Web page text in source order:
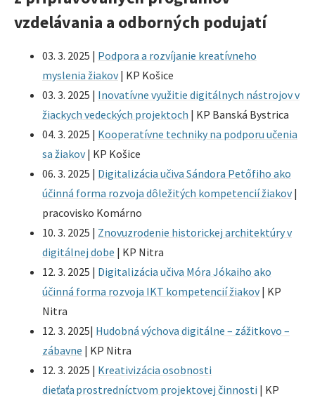
vzdelávania a odborných podujatí
03. 3. 2025 | Podpora a rozvíjanie kreatívneho
myslenia žiakov| KP Košice
03. 3. 2025 | Inovatívne využitie digitálnych nástrojov v
žiackych vedeckých projektoch | KP Banská Bystrica
04. 3. 2025 | Kooperatívne techniky na podporu učenia
sa žiakov| KP Košice
06. 3. 2025 | Digitalizácia učiva Sándora Petőfiho ako
účinná forma rozvoja dôležitých kompetencií žiakov|
pracovisko Komárno
10. 3. 2025 | Znovuzrodenie historickej architektúry v
digitálnej dobe | KP Nitra
12. 3. 2025 | Digitalizácia učiva Móra Jókaiho ako
účinná forma rozvoja IKT kompetencií žiakov| KP
Nitra
12. 3. 2025| Hudobná výchova digitálne – zážitkovo –
zábavne | KP Nitra
12. 3. 2025 | Kreativizácia osobnosti
dieťaťa prostredníctvom projektovej činnosti | KP